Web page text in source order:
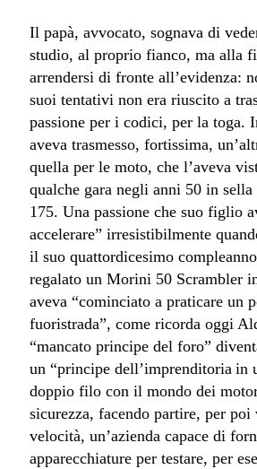
Il papà, avvocato, sognava di
studio, al proprio fianco, ma alla
arrendersi di fronte all’evidenza:
suoi tentativi non era riuscito a
passione per i codici, per la toga.
aveva trasmesso, fortissima,
quella per le moto, che l’aveva
qualche gara negli anni 50 in
175. Una passione che suo figlio
accelerare” irresistibilmente
il suo quattordicesimo
regalato un Morini 50 Scrambler
aveva “cominciato a praticare un
fuoristrada”, come ricorda oggi
“mancato principe del foro”
un “principe dell’imprenditoria in
doppio filo con il mondo dei
sicurezza, facendo partire, per poi
velocità, un’azienda capace di
apparecchiature per testare, per